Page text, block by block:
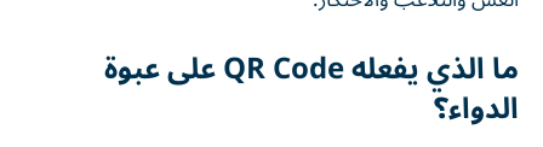
ما الذي يفعله QR Code على عبوة
الدواء؟